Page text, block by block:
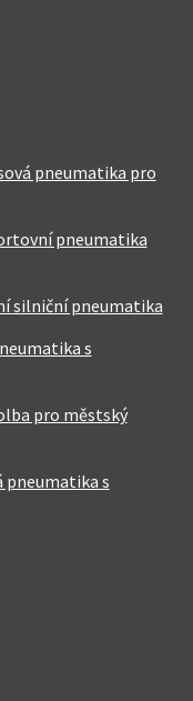
pneumatika pro
pneumatika
silniční pneumatika
s
pro městský
pneumatika s